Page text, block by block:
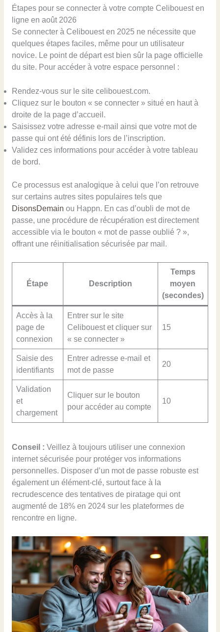
Étapes pour se connecter à votre compte Celibouest en
ligne en août 2026
Se connecter à Celibouest en 2025 ne nécessite que
quelques étapes faciles, même pour un utilisateur
novice. Le point de départ est bien sûr la page officielle
du site. Pour accéder à votre espace personnel :
Rendez-vous sur le site celibouest.com.
Cliquez sur le bouton « se connecter » situé en haut à
droite de la page d’accueil.
Saisissez votre adresse e-mail ainsi que votre mot de
passe qui ont été définis lors de l’inscription.
Validez ces informations pour accéder à votre tableau
de bord.
Ce processus est analogique à celui que l’on retrouve
sur certains autres sites populaires tels que
DisonsDemain ou Happn. En cas d’oubli de mot de
passe, une procédure de récupération est directement
accessible via le bouton « mot de passe oublié ? »,
offrant une réinitialisation sécurisée par mail.
Étape Description
Temps
moyen
(secondes)
Accès à la
page de
connexion
Entrer sur le site
Celibouest et cliquer sur
« se connecter »
15
Saisie des
identifiants
Entrer adresse e-mail et
mot de passe
20
Validation
et
chargement
Cliquer sur le bouton
pour accéder au compte
10
Conseil : Veillez à toujours utiliser une connexion
internet sécurisée pour protéger vos informations
personnelles. Disposer d’un mot de passe robuste est
également un élément-clé, surtout face à la
recrudescence des tentatives de piratage qui ont
augmenté de 18% en 2024 sur les plateformes de
rencontre en ligne.